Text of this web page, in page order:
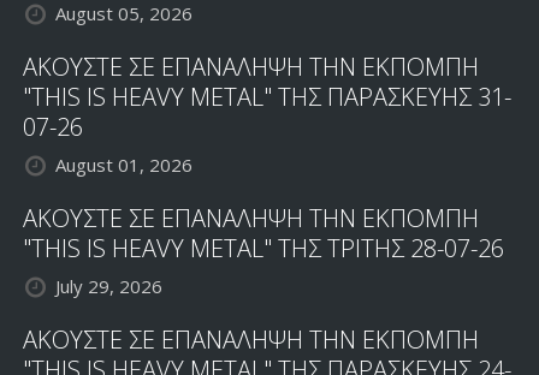
August 05, 2026
ΑΚΟΥΣΤΕ ΣΕ ΕΠΑΝΑΛΗΨΗ ΤΗΝ ΕΚΠΟΜΠΗ
"THIS IS HEAVY METAL" ΤΗΣ ΠΑΡΑΣΚΕΥΗΣ 31-
07-26
August 01, 2026
ΑΚΟΥΣΤΕ ΣΕ ΕΠΑΝΑΛΗΨΗ ΤΗΝ ΕΚΠΟΜΠΗ
"THIS IS HEAVY METAL" ΤΗΣ ΤΡΙΤΗΣ 28-07-26
July 29, 2026
ΑΚΟΥΣΤΕ ΣΕ ΕΠΑΝΑΛΗΨΗ ΤΗΝ ΕΚΠΟΜΠΗ